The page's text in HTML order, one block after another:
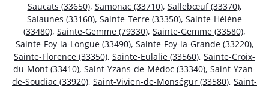
Saucats (33650), Samonac (33710), Sallebœuf (33370),
Salaunes (33160), Sainte-Terre (33350), Sainte-Hélène
(33480), Sainte-Gemme (79330), Sainte-Gemme (33580),
Sainte-Foy-la-Longue (33490), Sainte-Foy-la-Grande (33220),
Sainte-Florence (33350), Sainte-Eulalie (33560), Sainte-Croix-
du-Mont (33410), Saint-Yzans-de-Médoc (33340), Saint-Yzan-
de-Soudiac (33920), Saint-Vivien-de-Monségur (33580), Saint-